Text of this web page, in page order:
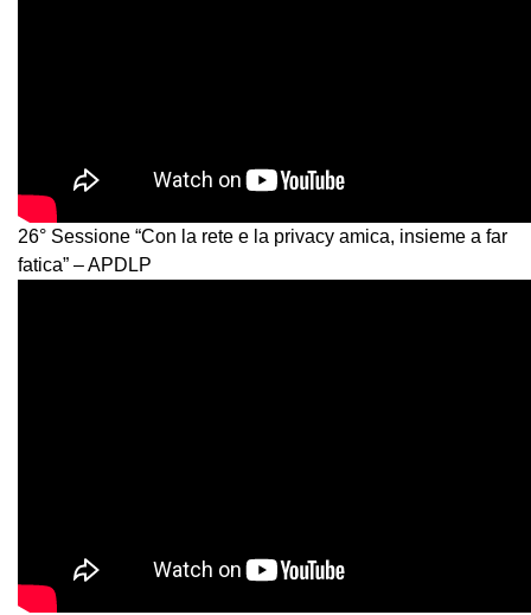
26° Sessione “Con la rete e la privacy amica, insieme a far
fatica” – APDLP